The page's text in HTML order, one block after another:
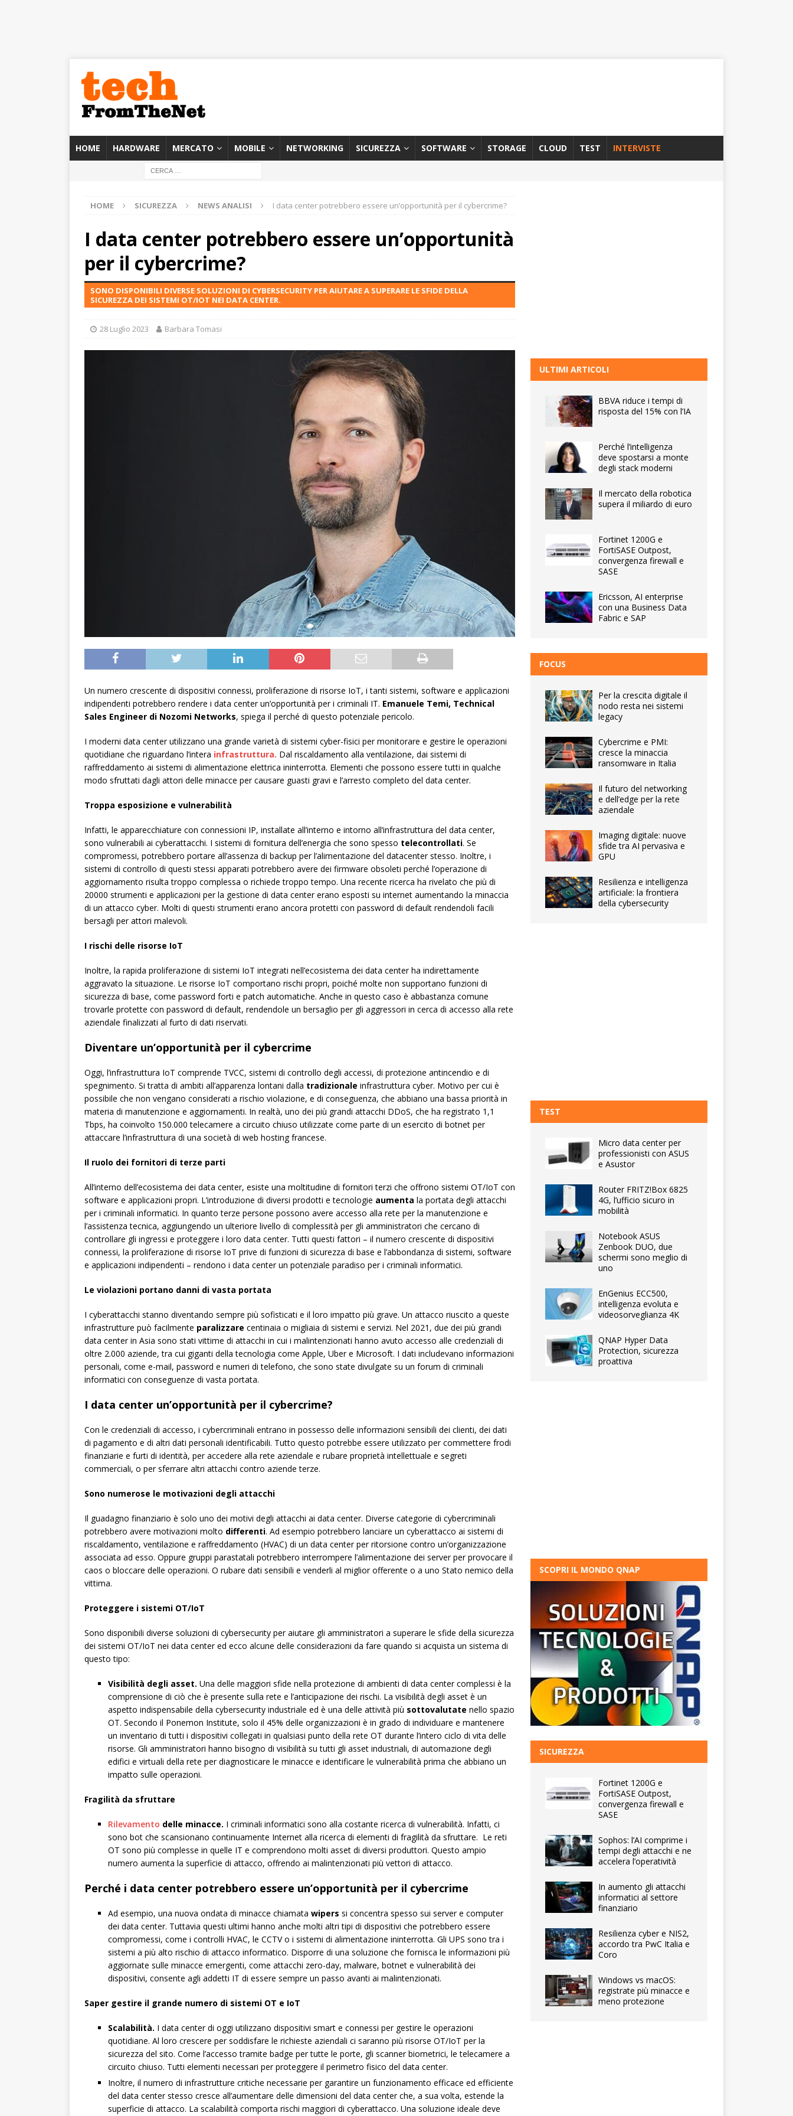
HOME HARDWARE MERCATO MOBILE NETWORKING SICUREZZA SOFTWARE STORAGE CLOUD TEST INTERVISTE
HOME SICUREZZA NEWS ANALISI I data center potrebbero essere un’opportunità per il cybercrime?
I data center potrebbero essere un’opportunità
per il cybercrime?
SONO DISPONIBILI DIVERSE SOLUZIONI DI CYBERSECURITY PER AIUTARE A SUPERARE LE SFIDE DELLA
SICUREZZA DEI SISTEMI OT/IOT NEI DATA CENTER.
28 Luglio 2023 Barbara Tomasi
Un numero crescente di dispositivi connessi, proliferazione di risorse IoT, i tanti sistemi, software e applicazioni
indipendenti potrebbero rendere i data center un’opportunità per i criminali IT. Emanuele Temi, Technical
Sales Engineer di Nozomi Networks, spiega il perché di questo potenziale pericolo.
I moderni data center utilizzano una grande varietà di sistemi cyber-fisici per monitorare e gestire le operazioni
quotidiane che riguardano l’intera infrastruttura. Dal riscaldamento alla ventilazione, dai sistemi di
raffreddamento ai sistemi di alimentazione elettrica ininterrotta. Elementi che possono essere tutti in qualche
modo sfruttati dagli attori delle minacce per causare guasti gravi e l’arresto completo del data center.
Troppa esposizione e vulnerabilità
Infatti, le apparecchiature con connessioni IP, installate all’interno e intorno all’infrastruttura del data center,
sono vulnerabili ai cyberattacchi. I sistemi di fornitura dell’energia che sono spesso telecontrollati. Se
compromessi, potrebbero portare all’assenza di backup per l’alimentazione del datacenter stesso. Inoltre, i
sistemi di controllo di questi stessi apparati potrebbero avere dei firmware obsoleti perché l’operazione di
aggiornamento risulta troppo complessa o richiede troppo tempo. Una recente ricerca ha rivelato che più di
20000 strumenti e applicazioni per la gestione di data center erano esposti su internet aumentando la minaccia
di un attacco cyber. Molti di questi strumenti erano ancora protetti con password di default rendendoli facili
bersagli per attori malevoli.
I rischi delle risorse IoT
Inoltre, la rapida proliferazione di sistemi IoT integrati nell’ecosistema dei data center ha indirettamente
aggravato la situazione. Le risorse IoT comportano rischi propri, poiché molte non supportano funzioni di
sicurezza di base, come password forti e patch automatiche. Anche in questo caso è abbastanza comune
trovarle protette con password di default, rendendole un bersaglio per gli aggressori in cerca di accesso alla rete
aziendale finalizzati al furto di dati riservati.
Diventare un’opportunità per il cybercrime
Oggi, l’infrastruttura IoT comprende TVCC, sistemi di controllo degli accessi, di protezione antincendio e di
spegnimento. Si tratta di ambiti all’apparenza lontani dalla tradizionale infrastruttura cyber. Motivo per cui è
possibile che non vengano considerati a rischio violazione, e di conseguenza, che abbiano una bassa priorità in
materia di manutenzione e aggiornamenti. In realtà, uno dei più grandi attacchi DDoS, che ha registrato 1,1
Tbps, ha coinvolto 150.000 telecamere a circuito chiuso utilizzate come parte di un esercito di botnet per
attaccare l’infrastruttura di una società di web hosting francese.
Il ruolo dei fornitori di terze parti
All’interno dell’ecosistema dei data center, esiste una moltitudine di fornitori terzi che offrono sistemi OT/IoT con
software e applicazioni propri. L’introduzione di diversi prodotti e tecnologie aumenta la portata degli attacchi
per i criminali informatici. In quanto terze persone possono avere accesso alla rete per la manutenzione e
l’assistenza tecnica, aggiungendo un ulteriore livello di complessità per gli amministratori che cercano di
controllare gli ingressi e proteggere i loro data center. Tutti questi fattori – il numero crescente di dispositivi
connessi, la proliferazione di risorse IoT prive di funzioni di sicurezza di base e l’abbondanza di sistemi, software
e applicazioni indipendenti – rendono i data center un potenziale paradiso per i criminali informatici.
Le violazioni portano danni di vasta portata
I cyberattacchi stanno diventando sempre più sofisticati e il loro impatto più grave. Un attacco riuscito a queste
infrastrutture può facilmente paralizzare centinaia o migliaia di sistemi e servizi. Nel 2021, due dei più grandi
data center in Asia sono stati vittime di attacchi in cui i malintenzionati hanno avuto accesso alle credenziali di
oltre 2.000 aziende, tra cui giganti della tecnologia come Apple, Uber e Microsoft. I dati includevano informazioni
personali, come e-mail, password e numeri di telefono, che sono state divulgate su un forum di criminali
informatici con conseguenze di vasta portata.
I data center un’opportunità per il cybercrime?
Con le credenziali di accesso, i cybercriminali entrano in possesso delle informazioni sensibili dei clienti, dei dati
di pagamento e di altri dati personali identificabili. Tutto questo potrebbe essere utilizzato per commettere frodi
finanziarie e furti di identità, per accedere alla rete aziendale e rubare proprietà intellettuale e segreti
commerciali, o per sferrare altri attacchi contro aziende terze.
Sono numerose le motivazioni degli attacchi
Il guadagno finanziario è solo uno dei motivi degli attacchi ai data center. Diverse categorie di cybercriminali
potrebbero avere motivazioni molto differenti. Ad esempio potrebbero lanciare un cyberattacco ai sistemi di
riscaldamento, ventilazione e raffreddamento (HVAC) di un data center per ritorsione contro un’organizzazione
associata ad esso. Oppure gruppi parastatali potrebbero interrompere l’alimentazione dei server per provocare il
caos o bloccare delle operazioni. O rubare dati sensibili e venderli al miglior offerente o a uno Stato nemico della
vittima.
Proteggere i sistemi OT/IoT
Sono disponibili diverse soluzioni di cybersecurity per aiutare gli amministratori a superare le sfide della sicurezza
dei sistemi OT/IoT nei data center ed ecco alcune delle considerazioni da fare quando si acquista un sistema di
questo tipo:
Visibilità degli asset. Una delle maggiori sfide nella protezione di ambienti di data center complessi è la
comprensione di ciò che è presente sulla rete e l’anticipazione dei rischi. La visibilità degli asset è un
aspetto indispensabile della cybersecurity industriale ed è una delle attività più sottovalutate nello spazio
OT. Secondo il Ponemon Institute, solo il 45% delle organizzazioni è in grado di individuare e mantenere
un inventario di tutti i dispositivi collegati in qualsiasi punto della rete OT durante l’intero ciclo di vita delle
risorse. Gli amministratori hanno bisogno di visibilità su tutti gli asset industriali, di automazione degli
edifici e virtuali della rete per diagnosticare le minacce e identificare le vulnerabilità prima che abbiano un
impatto sulle operazioni.
Fragilità da sfruttare
Rilevamento delle minacce. I criminali informatici sono alla costante ricerca di vulnerabilità. Infatti, ci
sono bot che scansionano continuamente Internet alla ricerca di elementi di fragilità da sfruttare. Le reti
OT sono più complesse in quelle IT e comprendono molti asset di diversi produttori. Questo ampio
numero aumenta la superficie di attacco, offrendo ai malintenzionati più vettori di attacco.
Perché i data center potrebbero essere un’opportunità per il cybercrime
Ad esempio, una nuova ondata di minacce chiamata wipers si concentra spesso sui server e computer
dei data center. Tuttavia questi ultimi hanno anche molti altri tipi di dispositivi che potrebbero essere
compromessi, come i controlli HVAC, le CCTV o i sistemi di alimentazione ininterrotta. Gli UPS sono tra i
sistemi a più alto rischio di attacco informatico. Disporre di una soluzione che fornisca le informazioni più
aggiornate sulle minacce emergenti, come attacchi zero-day, malware, botnet e vulnerabilità dei
dispositivi, consente agli addetti IT di essere sempre un passo avanti ai malintenzionati.
Saper gestire il grande numero di sistemi OT e IoT
Scalabilità. I data center di oggi utilizzano dispositivi smart e connessi per gestire le operazioni
quotidiane. Al loro crescere per soddisfare le richieste aziendali ci saranno più risorse OT/IoT per la
sicurezza del sito. Come l’accesso tramite badge per tutte le porte, gli scanner biometrici, le telecamere a
circuito chiuso. Tutti elementi necessari per proteggere il perimetro fisico del data center.
Inoltre, il numero di infrastrutture critiche necessarie per garantire un funzionamento efficace ed efficiente
del data center stesso cresce all’aumentare delle dimensioni del data center che, a sua volta, estende la
superficie di attacco. La scalabilità comporta rischi maggiori di cyberattacco. Una soluzione ideale deve
ULTIMI ARTICOLI
BBVA riduce i tempi di
risposta del 15% con l’IA
Perché l’intelligenza
deve spostarsi a monte
degli stack moderni
Il mercato della robotica
supera il miliardo di euro
Fortinet 1200G e
FortiSASE Outpost,
convergenza firewall e
SASE
Ericsson, AI enterprise
con una Business Data
Fabric e SAP
FOCUS
Per la crescita digitale il
nodo resta nei sistemi
legacy
Cybercrime e PMI:
cresce la minaccia
ransomware in Italia
Il futuro del networking
e dell’edge per la rete
aziendale
Imaging digitale: nuove
sfide tra AI pervasiva e
GPU
Resilienza e intelligenza
artificiale: la frontiera
della cybersecurity
TEST
Micro data center per
professionisti con ASUS
e Asustor
Router FRITZ!Box 6825
4G, l’ufficio sicuro in
mobilità
Notebook ASUS
Zenbook DUO, due
schermi sono meglio di
uno
EnGenius ECC500,
intelligenza evoluta e
videosorveglianza 4K
QNAP Hyper Data
Protection, sicurezza
proattiva
SCOPRI IL MONDO QNAP
SICUREZZA
Fortinet 1200G e
FortiSASE Outpost,
convergenza firewall e
SASE
Sophos: l’AI comprime i
tempi degli attacchi e ne
accelera l’operatività
In aumento gli attacchi
informatici al settore
finanziario
Resilienza cyber e NIS2,
accordo tra PwC Italia e
Coro
Windows vs macOS:
registrate più minacce e
meno protezione